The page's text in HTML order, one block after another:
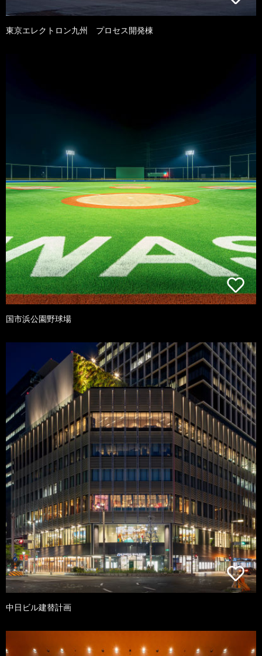
東京エレクトロン九州 プロセス開発棟
国市浜公園野球場
中日ビル建替計画